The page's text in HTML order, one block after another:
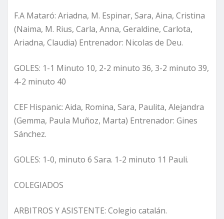
F.A Mataró: Ariadna, M. Espinar, Sara, Aina, Cristina
(Naima, M. Rius, Carla, Anna, Geraldine, Carlota,
Ariadna, Claudia) Entrenador: Nicolas de Deu.
GOLES: 1-1 Minuto 10, 2-2 minuto 36, 3-2 minuto 39,
4-2 minuto 40
CEF Hispanic: Aida, Romina, Sara, Paulita, Alejandra
(Gemma, Paula Muñoz, Marta) Entrenador: Gines
Sánchez.
GOLES: 1-0, minuto 6 Sara. 1-2 minuto 11 Pauli.
COLEGIADOS
ARBITROS Y ASISTENTE: Colegio catalán.